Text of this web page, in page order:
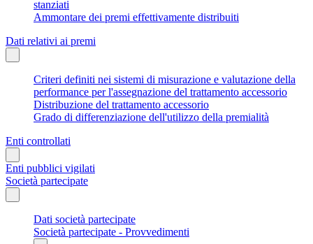
stanziati
Ammontare dei premi effettivamente distribuiti
Dati relativi ai premi
Criteri definiti nei sistemi di misurazione e valutazione della
performance per l'assegnazione del trattamento accessorio
Distribuzione del trattamento accessorio
Grado di differenziazione dell'utilizzo della premialità
Enti controllati
Enti pubblici vigilati
Società partecipate
Dati società partecipate
Società partecipate - Provvedimenti